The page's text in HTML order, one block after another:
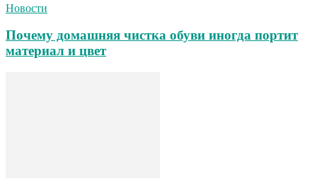
Новости
Почему домашняя чистка обуви иногда портит
материал и цвет